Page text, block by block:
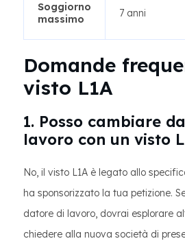
Soggiorno
massimo
7 anni
Domande
visto L1A
1. Posso cambiare
lavoro con un visto
No, il visto L1A è legato allo
ha sponsorizzato la tua petizione.
datore di lavoro, dovrai esplorare
chiedere alla nuova società di